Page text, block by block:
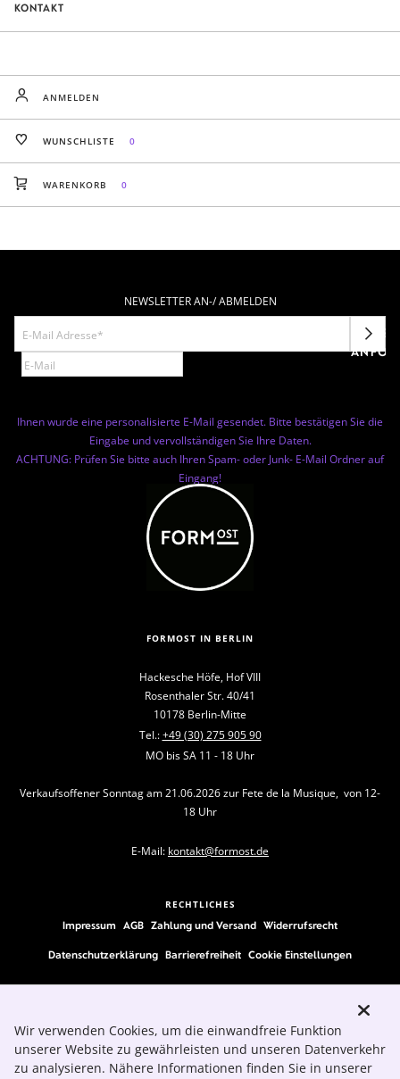
KONTAKT
ANMELDEN
WUNSCHLISTE 0
WARENKORB 0
NEWSLETTER AN-/ ABMELDEN
Ihnen wurde eine personalisierte E-Mail gesendet. Bitte bestätigen Sie die
Eingabe und vervollständigen Sie Ihre Daten.
ACHTUNG: Prüfen Sie bitte auch Ihren Spam- oder Junk- E-Mail Ordner auf
Eingang!
FORMOST IN BERLIN
Hackesche Höfe, Hof VIII
Rosenthaler Str. 40/41
10178 Berlin-Mitte
Tel.:+49 (30) 275 905 90
MO bis SA 11 - 18 Uhr
Verkaufsoffener Sonntag am 21.06.2026 zur Fete de la Musique, von 12-
18 Uhr
E-Mail: kontakt@formost.de
RECHTLICHES
Impressum AGB Zahlung und Versand Widerrufsrecht
Datenschutzerklärung Barrierefreiheit Cookie Einstellungen
Wir verwenden Cookies, um die einwandfreie Funktion
unserer Website zu gewährleisten und unseren Datenverkehr
zu analysieren. Nähere Informationen finden Sie in unserer